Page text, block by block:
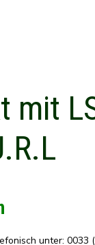
mit
unter: 0033